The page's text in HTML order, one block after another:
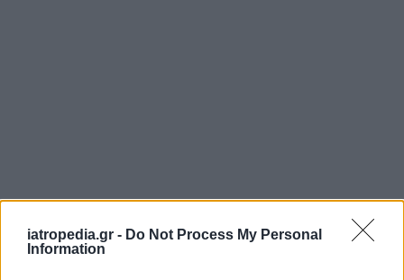
iatropedia.gr - Do Not Process My Personal
Information